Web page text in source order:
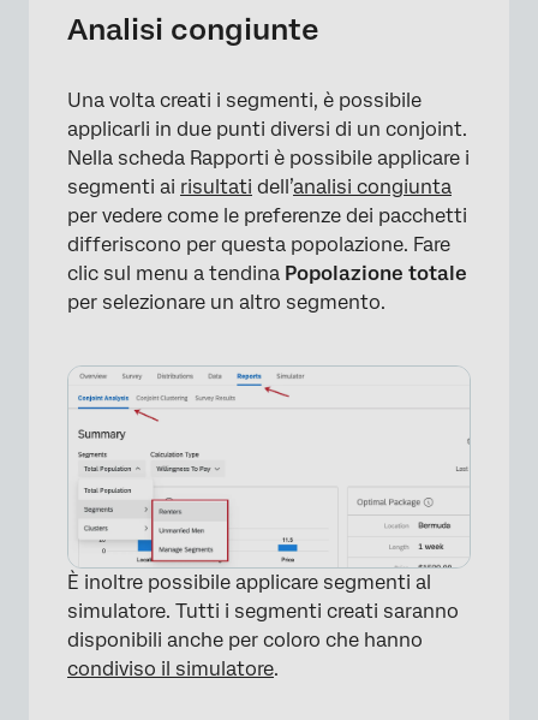
Analisi congiunte
Una volta creati i segmenti, è possibile
applicarli in due punti diversi di un conjoint.
Nella scheda Rapporti è possibile applicare i
segmenti ai risultati dell’analisi congiunta
per vedere come le preferenze dei pacchetti
differiscono per questa popolazione. Fare
clic sul menu a tendina Popolazione totale
per selezionare un altro segmento.
È inoltre possibile applicare segmenti al
simulatore. Tutti i segmenti creati saranno
disponibili anche per coloro che hanno
condiviso il simulatore.